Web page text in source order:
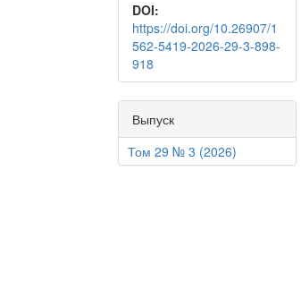
DOI:
https://doi.org/10.26907/1
562-5419-2026-29-3-898-
918
Выпуск
Том 29 № 3 (2026)